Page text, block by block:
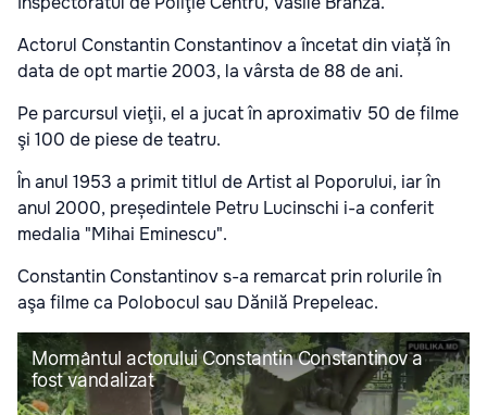
Actorul Constantin Constantinov a încetat din viață în
data de opt martie 2003, la vârsta de 88 de ani.
Pe parcursul vieţii, el a jucat în aproximativ 50 de filme
şi 100 de piese de teatru.
În anul 1953 a primit titlul de Artist al Poporului, iar în
anul 2000, președintele Petru Lucinschi i-a conferit
medalia "Mihai Eminescu".
Constantin Constantinov s-a remarcat prin rolurile în
aşa filme ca Polobocul sau Dănilă Prepeleac.